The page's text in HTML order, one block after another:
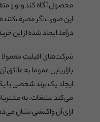
محصول آگاه کند و او را
این صورت اگر مصرف‌کننده
درآمد ایجاد شده از این
شرکت‌های افیلیت معمولا
بازاریابی عموما به
ایجاد یک برند شخصی
می‌کند تبلیغات، به
ازای آن واکنشی نشان